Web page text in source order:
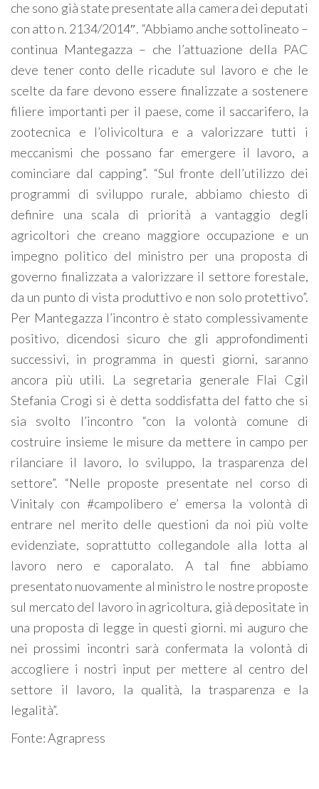
che sono già state presentate alla camera dei deputati
con atto n. 2134/2014″. “Abbiamo anche sottolineato –
continua Mantegazza – che l’attuazione della PAC
deve tener conto delle ricadute sul lavoro e che le
scelte da fare devono essere finalizzate a sostenere
filiere importanti per il paese, come il saccarifero, la
zootecnica e l’olivicoltura e a valorizzare tutti i
meccanismi che possano far emergere il lavoro, a
cominciare dal capping”. “Sul fronte dell’utilizzo dei
programmi di sviluppo rurale, abbiamo chiesto di
definire una scala di priorità a vantaggio degli
agricoltori che creano maggiore occupazione e un
impegno politico del ministro per una proposta di
governo finalizzata a valorizzare il settore forestale,
da un punto di vista produttivo e non solo protettivo”.
Per Mantegazza l’incontro è stato complessivamente
positivo, dicendosi sicuro che gli approfondimenti
successivi, in programma in questi giorni, saranno
ancora più utili. La segretaria generale Flai Cgil
Stefania Crogi si è detta soddisfatta del fatto che si
sia svolto l’incontro “con la volontà comune di
costruire insieme le misure da mettere in campo per
rilanciare il lavoro, lo sviluppo, la trasparenza del
settore”. “Nelle proposte presentate nel corso di
Vinitaly con #campolibero e’ emersa la volontà di
entrare nel merito delle questioni da noi più volte
evidenziate, soprattutto collegandole alla lotta al
lavoro nero e caporalato. A tal fine abbiamo
presentato nuovamente al ministro le nostre proposte
sul mercato del lavoro in agricoltura, già depositate in
una proposta di legge in questi giorni. mi auguro che
nei prossimi incontri sarà confermata la volontà di
accogliere i nostri input per mettere al centro del
settore il lavoro, la qualità, la trasparenza e la
legalità”.
Fonte: Agrapress